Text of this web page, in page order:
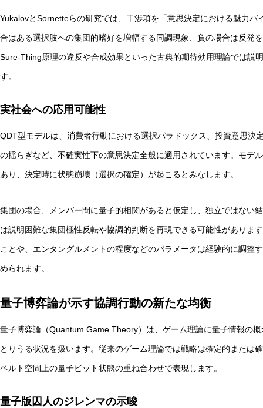
YukalovとSornetteらの研究では、干渉項を「意思決定における魅力
合はある選択肢への集団的嗜好を増幅する同調現象、負の場合は反発
Sure-Thing原理の違反や合成効果といった古典的期待効用理論では説
す。
実社会への応用可能性
QDT型モデルは、消費者行動における選択パラドックス、投資意思決
の揺らぎなど、不確実性下の意思決定全般に適用されています。モデ
あり、決定時に状態崩壊（選択の確定）が起こるとみなします。
集団の場合、メンバー間に量子的相関があると仮定し、独立ではない
は説明困難な集団極性反転や協調的判断を再現できる可能性がありま
ことや、エンタングルメントの程度などのパラメータは経験的に調整
められます。
量子博弈論が示す協調行動の新たな均衡
量子博弈論（Quantum Game Theory）は、ゲーム理論に量子情報の
とりうる状況を扱います。従来のゲーム理論では戦略は確定的または
ベルト空間上の量子ビット状態の重ね合わせで表現します。
量子版囚人のジレンマの示唆